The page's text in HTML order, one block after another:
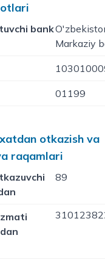
bank
Markaziy
01199
otkazish va
raqamlari
89